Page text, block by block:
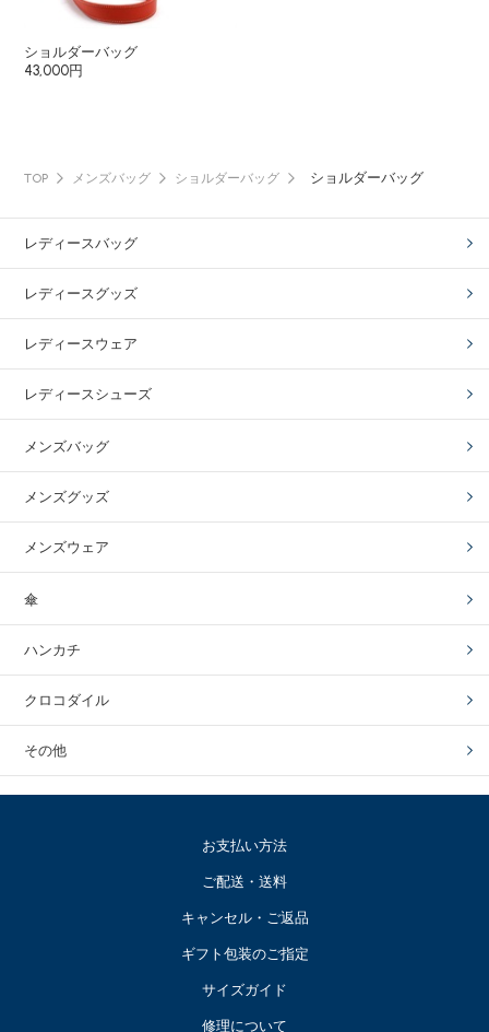
ショルダーバッグ
43,000円
TOP メンズバッグ ショルダーバッグ ショルダーバッグ
レディースバッグ
レディースグッズ
レディースウェア
レディースシューズ
メンズバッグ
メンズグッズ
メンズウェア
傘
ハンカチ
クロコダイル
その他
お支払い方法
ご配送・送料
キャンセル・ご返品
ギフト包装のご指定
サイズガイド
修理について